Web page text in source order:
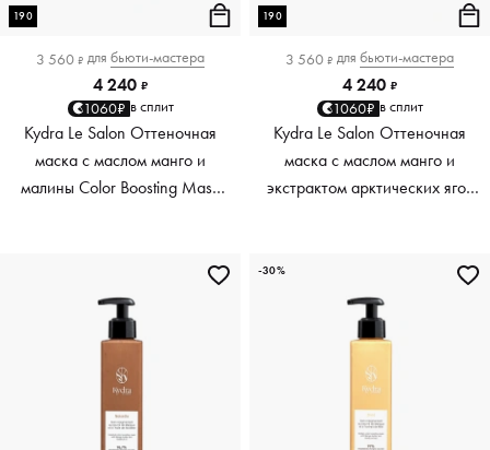
190
3 560 ₽ для бьюти-мастера
4 240 ₽
1060₽ в сплит
Kydra Le Salon Оттеночная
маска с маслом манго и
малины Color Boosting Mask
190
3 560 ₽ для бьюти-мастера
4 240 ₽
1060₽ в сплит
Kydra Le Salon Оттеночная
маска с маслом манго и
экстрактом арктических ягод
-30%